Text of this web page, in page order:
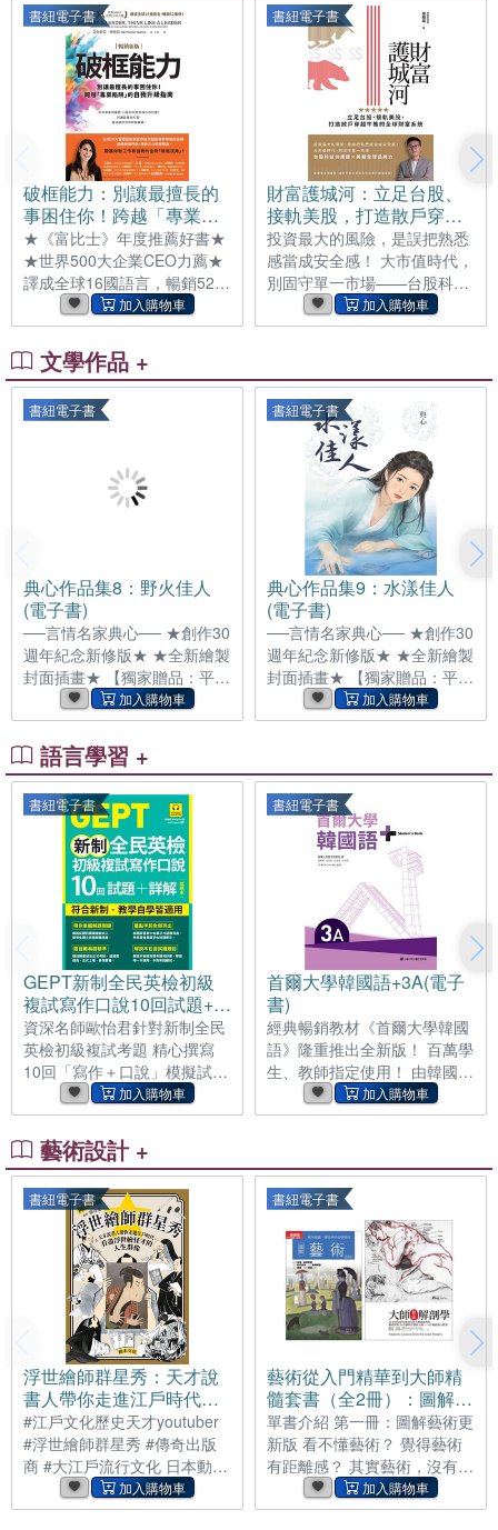
觀察情緒，而不是被情緒拖
走，他就能逐步從混亂中回到
清醒，成為自己的情緒觀察
員。 第02章｜情緒字典 「不
舒服」事實上有很多名字：委
屈、害怕、嫉妒、失望、緊
張、孤單。本章引導孩子從心
跳變快、拳頭握緊、肚子發酸
等身體訊號開始，讀懂情緒正
在傳遞的訊息。當模糊的感覺
被精準命名，情緒就不再是怪
獸，而會變成可以被理解、被
安放、被處理的訊號。 第二部
｜冷卻系統 情緒過熱時的調節
技術 第03章｜憤怒
印象、了解異己、自我療癒的
經典兒童小說 「丹尼斯和別人
不一樣？我聽見你們這麼問。
畢竟，這男孩住在一個平凡小
鎮的一條平凡街道的一間平凡
房子裡。 唔，我還沒打算告訴
你們為什麼， 但玄機就暗藏在
這本書的書名裡……」 12歲
的丹尼斯，住在再平凡不過的
平凡家庭裡。自從媽媽離開
後，丹尼斯的生活變得黯淡無
趣，爸爸絕口不提和媽媽有關
的任何事情，哥哥約翰似乎也
習慣了這樣的生活。 只有丹尼
斯非常想念
書紐電子書
破框能力：別讓最擅長的
事困住你！跨越「專業陷
阱」的自我升級指南(電子
書)
★《富比士》年度推薦好書★
★世界500大企業CEO力薦★
譯成全球16國語言，暢銷52萬
冊！ 你的專業與優勢，只能把
你帶到現在的位置！ 別讓最擅
長的事，變成你的限制 全球
50大管理思想家教你擺脫專業
帶來的三大陷阱， 先行動、後
思考，開展你對工作和自我的
在的位置。 當你越引以為傲，
你就越容易困在原地！” 在職
就熟、表現完美的專業庶務，
卻發現自己的職涯發展越來越
受限？每當看著身邊的人不斷
突破、迎來新機會，自己卻好
像總是卡在同一個天花板下。
全球TOP 50管理思想家
書紐電子書
財富護城河：立足台股、
接軌美股，打造散戶穿越
牛熊的全球財富系統(電子
書)
投資最大的風險，是誤把熟悉
感當成安全感！ 大市值時代，
別固守單一市場——台股科技
供應鏈 × 美股全球品牌力 掌
握雙主場優勢，讓世界級企業
X 主流趨勢搶成長 防禦、累
積、衝刺，資產配置精準定
位！ 隨著大盤節節高漲，你心
裡的恐懼是不是也跟著悄然飆
升？ 明明把資產壓在最熟悉的
台股裡，天天看盤卻還是焦慮
不安， 那是因為，你誤把「熟
悉感」當成「安全感」！ 大家
都知道雞蛋不能放在同一個籃
子裡，但是當你的定存、房產
與股票全都押在台灣，其實正
是將全部身家曝險於單一市場
和貨幣上。面對高檔行情，居
安思危不是提早離場，而是為
資金加裝「防震墊」，掌握在
修正波
文學作品 +
書紐電子書
典心作品集8：野火佳人
(電子書)
──言情名家典心── ★創作30
週年紀念新修版★ ★全新繪製
封面插畫★ 【獨家贈品：平
凡．陳淑芬名家封面插畫數位
海報】（EPUB檔案內嵌）
——✴✴✴—— 鐵鷹無法將視
線自眼前這個有著驚人壞脾氣
的烈火美人身上移開！ 雖然她
對自己有著強烈且莫名的敵
意，但他向來平穩的心緒已因
她而波瀾洶湧， 無論她如何烈
性不羈，他也誓要將她馴服！
更何況，她可是自己送上門來
的…… 性格激烈、火般耀眼的
顧野火根本不願意嫁給這個沉
穩冷漠的男人， 偏偏眾人就是
與她作對，弄得她無計可施，
只好在半夜摸黑爬上他的床，
試圖從他身上摸出那塊出城令
牌， 直到他熾熱的身軀牢牢困
住了她，寫滿情慾的炯亮黑眸
熱烈地凝望著她時， 她才愕然
發
書紐電子書
典心作品集9：水漾佳人
(電子書)
──言情名家典心── ★創作30
週年紀念新修版★ ★全新繪製
封面插畫★ 【獨家贈品：平
凡．陳淑芬名家封面插畫數位
海報】（EPUB檔案內嵌）
計中，嫁給了個鎮日猛咳的藥
罐子， 更糟的是，在新婚夜之
前，京城裡最聲名狼籍的「魅
影」竟也來戲弄她！ 他不但以
長鞭卸去她所有衣衫，還狂妄
地宣佈， 將奪去她夫婿的權
利，先行享用她…… 白晝，他
是眾人訕笑的病弱男子；夜
裡，則是令人聞之色變的危險
「魅影」。 顧炎為了滅門血恨
而忍辱負重，當那些高官們惡
意地將芷孃這美麗禍水推入他
懷中時， 他本要恣意地羞辱
她，但她梨花帶淚的惹憐模
樣， 竟令他冷漠剛硬的心，意
外地柔軟了
語言學習 +
書紐電子書
GEPT新制全民英檢初級
複試寫作口說10回試題+詳
解(電子書)
資深名師歐怡君針對新制全民
英檢初級複試考題 精心撰寫
10回「寫作＋口說」模擬試題
與詳解 完全符合全民英檢初級
新制複試題型 最完整的解析與
重點字詞補充 全面提升寫作、
口說能力，一次通過初級複
試！ 本書特色： 1. 整合國中
文法，解說最清晰，讓你迅速
掌握解題關鍵，輕鬆拿分 解說
帶你從題目核心線索切入，建
立完整解題思路，學習看懂題
目、判斷句型、完成改寫。
如：題目為He is so tired that
he can’t study for the test.要
改寫成He is too ____，解析
會引導你辨識 “so... that...
can't...” → “too... to...”的句型
書紐電子書
首爾大學韓國語+3A(電子
書)
經典暢銷教材《首爾大學韓國
語》隆重推出全新版！ 百萬學
生、教師指定使用！ 由韓國第
一學府「首爾大學」研發編
撰， 與時俱進的全新內容、更
+》， 絕對是韓語學習者必備
的指標性教材！ 臺灣韓語學習
教材第一首選！ 首爾大學教材
最高原則：聽、說、讀、寫，
全都融會貫通。 全新內容、全
彩頁面、提升學習成效、符合
時代潮流， 內容相當於200小
時的正規韓語課程，最適合韓
大學韓國語+》教材： 總共分
為6個級數，每級共有A、B兩
冊。 1和2級數適合韓語初級
學習者及TOPIK初級程度。 3
和4級數適合韓語中級學習者
及TOPIK中級程度。 5
藝術設計 +
書紐電子書
浮世繪師群星秀：天才說
書人帶你走進江戶時代，
看盡浮世繪怪才的人生群
像(電子書)
#江戶文化歷史天才youtuber
#浮世繪師群星秀 #傳奇出版
商 #大江戶流行文化 日本動畫
與漫畫的原點，一切從浮世繪
開始 16+1位怪才藝匠，在光
書紐電子書
藝術從入門精華到大師精
髓套書（全2冊）：圖解藝
術+大師藝術解剖學(電子
書)
單書介紹 第一冊：圖解藝術更
新版 看不懂藝術？ 覺得藝術
有距離感？ 其實藝術，沒有那
麼複雜！ 每件藝術品都各有旨
趣，創作元素及表達意涵也常